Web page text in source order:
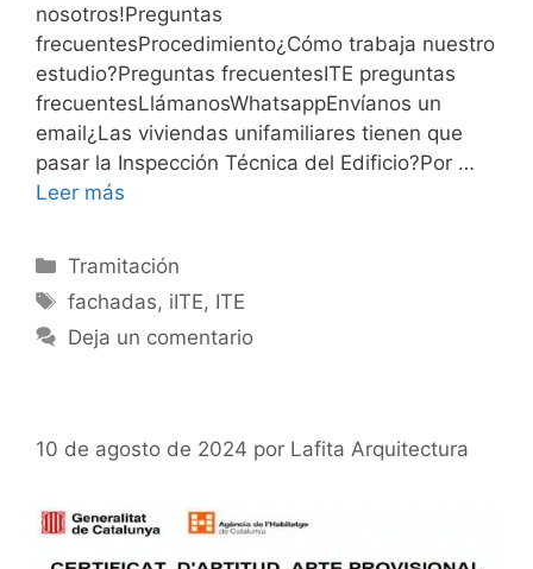
nosotros!Preguntas
frecuentesProcedimiento¿Cómo trabaja nuestro
estudio?Preguntas frecuentesITE preguntas
frecuentesLlámanosWhatsappEnvíanos un
email¿Las viviendas unifamiliares tienen que
pasar la Inspección Técnica del Edificio?Por …
Leer más
Categorías
Tramitación
Etiquetas
fachadas, iITE, ITE
Deja un comentario
10 de agosto de 2024 por Lafita Arquitectura